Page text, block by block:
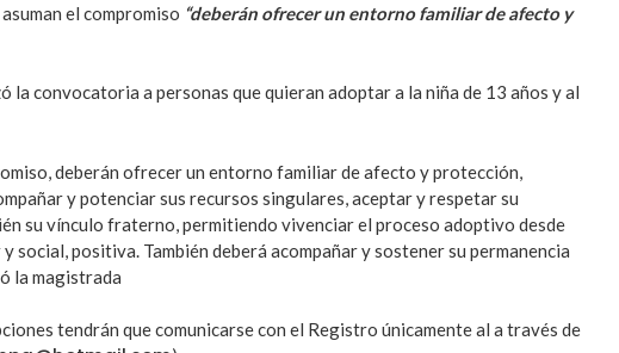
el compromiso “deberán ofrecer un entorno familiar de afecto y
la convocatoria a personas que quieran adoptar a la niña de 13 años y al
deberán ofrecer un entorno familiar de afecto y protección,
y potenciar sus recursos singulares, aceptar y respetar su
su vínculo fraterno, permitiendo vivenciar el proceso adoptivo desde
social, positiva. También deberá acompañar y sostener su permanencia
la magistrada
tendrán que comunicarse con el Registro únicamente al a través de